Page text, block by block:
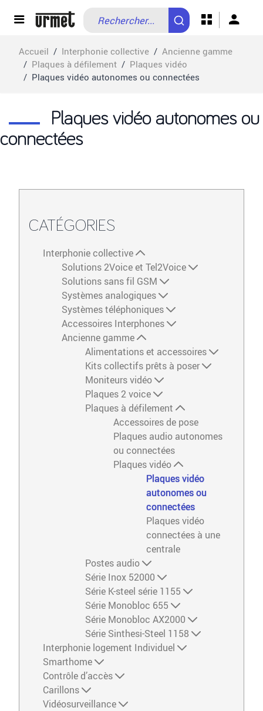
Allez au contenu
Accueil / Interphonie collective / Ancienne gamme
/ Plaques à défilement / Plaques vidéo
/ Plaques vidéo autonomes ou connectées
Plaques vidéo autonomes ou
connectées
CATÉGORIES
Interphonie collective
Solutions 2Voice et Tel2Voice
Solutions sans fil GSM
Systèmes analogiques
Systèmes téléphoniques
Accessoires Interphones
Ancienne gamme
Alimentations et accessoires
Kits collectifs prêts à poser
Moniteurs vidéo
Plaques 2 voice
Plaques à défilement
Accessoires de pose
Plaques audio autonomes
ou connectées
Plaques vidéo
Plaques vidéo
autonomes ou
connectées
Plaques vidéo
connectées à une
centrale
Postes audio
Série Inox 52000
Série K-steel série 1155
Série Monobloc 655
Série Monobloc AX2000
Série Sinthesi-Steel 1158
Interphonie logement Individuel
Smarthome
Contrôle d’accès
Carillons
Vidéosurveillance